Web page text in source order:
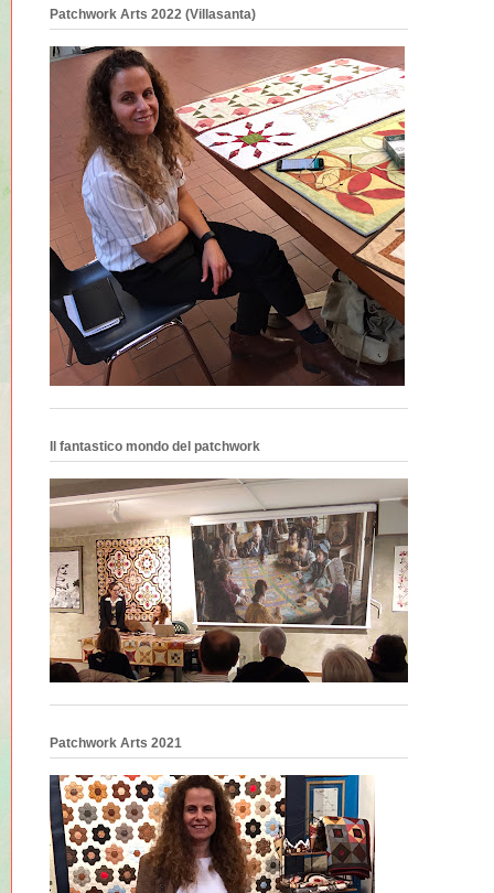
Patchwork Arts 2022 (Villasanta)
Il fantastico mondo del patchwork
Patchwork Arts 2021